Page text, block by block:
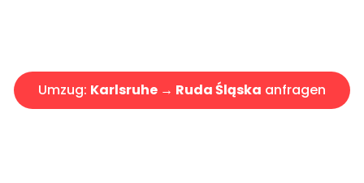
Umzug: Karlsruhe → Ruda Śląska anfragen